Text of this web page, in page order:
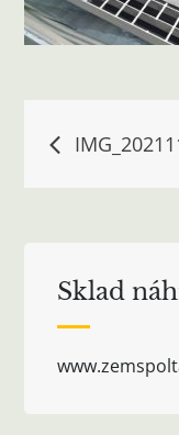
Sklad